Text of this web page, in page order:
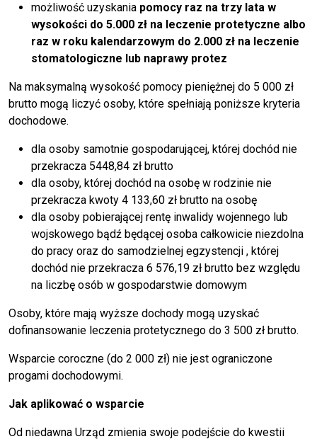
możliwość uzyskania pomocy raz na trzy lata w
wysokości do 5.000 zł na leczenie protetyczne albo
raz w roku kalendarzowym do 2.000 zł na leczenie
stomatologiczne lub naprawy protez
Na maksymalną wysokość pomocy pieniężnej do 5 000 zł
brutto mogą liczyć osoby, które spełniają poniższe kryteria
dochodowe.
dla osoby samotnie gospodarującej, której dochód nie
przekracza 5448,84 zł brutto
dla osoby, której dochód na osobę w rodzinie nie
przekracza kwoty 4 133,60 zł brutto na osobę
dla osoby pobierającej rentę inwalidy wojennego lub
wojskowego bądź będącej osoba całkowicie niezdolna
do pracy oraz do samodzielnej egzystencji , której
dochód nie przekracza 6 576,19 zł brutto bez względu
na liczbę osób w gospodarstwie domowym
Osoby, które mają wyższe dochody mogą uzyskać
dofinansowanie leczenia protetycznego do 3 500 zł brutto.
Wsparcie coroczne (do 2 000 zł) nie jest ograniczone
progami dochodowymi.
Jak aplikować o wsparcie
Od niedawna Urząd zmienia swoje podejście do kwestii